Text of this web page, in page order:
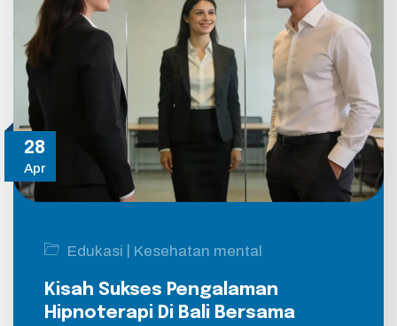
28
Apr
Edukasi | Kesehatan mental
Kisah Sukses Pengalaman
Hipnoterapi Di Bali Bersama